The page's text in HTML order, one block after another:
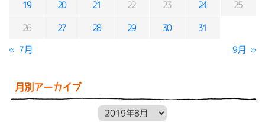
19 20 21 22 23 24 25
26 27 28 29 30 31
« 7月 9月 »
月別アーカイブ